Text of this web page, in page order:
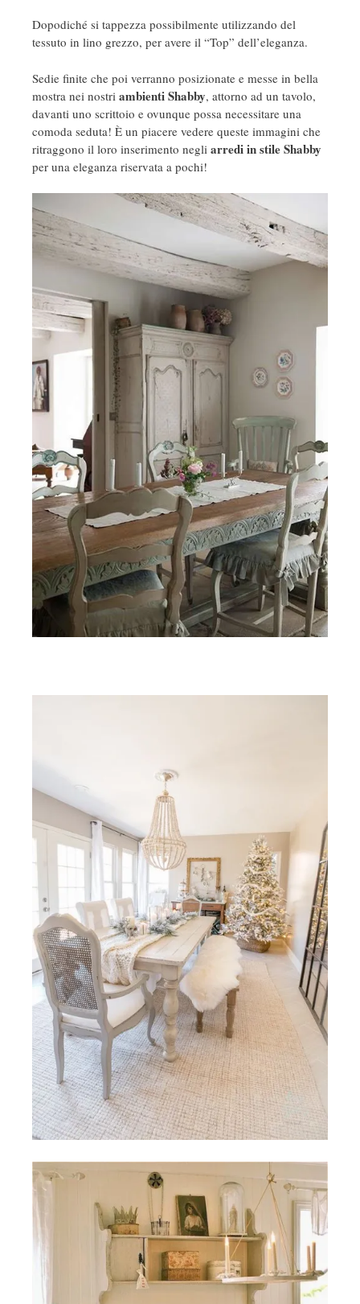
Dopodiché si tappezza possibilmente utilizzando del
tessuto in lino grezzo, per avere il “Top” dell’eleganza.
Sedie finite che poi verranno posizionate e messe in bella
mostra nei nostri ambienti Shabby, attorno ad un tavolo,
davanti uno scrittoio e ovunque possa necessitare una
comoda seduta! È un piacere vedere queste immagini che
ritraggono il loro inserimento negli arredi in stile Shabby
per una eleganza riservata a pochi!